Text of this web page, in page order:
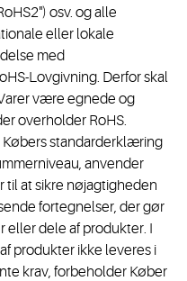
osv. og alle
eller lokale
med
Lovgivning. Derfor skal
være egnede og
overholder RoHS.
standarderklæring
anvender
til at sikre nøjagtigheden
fortegnelser, der gør
eller dele af produkter. I
produkter ikke leveres i
krav, forbeholder Køber